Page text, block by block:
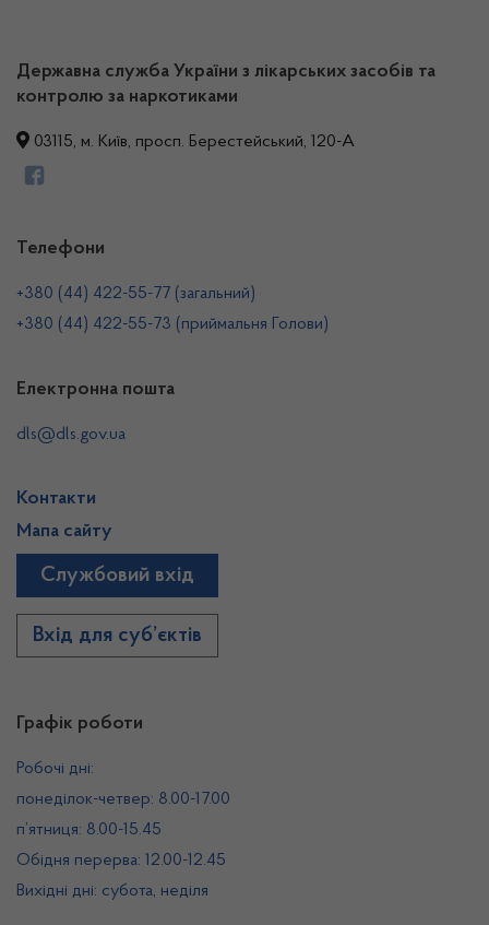
Державна служба України з лікарських засобів та
контролю за наркотиками
03115, м. Київ, просп. Берестейський, 120-А
Графік роботи
Робочі дні:
понеділок-четвер: 8.00-17.00
п’ятниця: 8.00-15.45
Обідня перерва: 12.00-12.45
Вихідні дні: субота, неділя
Телефони
+380 (44) 422-55-77 (загальний)
+380 (44) 422-55-73 (приймальня Голови)
Електронна пошта
dls@dls.gov.ua
Контакти
Мапа сайту
Службовий вхід
Вхід для суб’єктів